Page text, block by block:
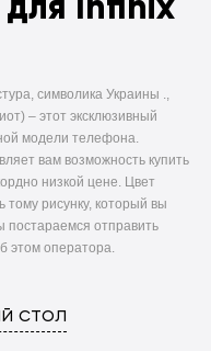
символика Украины .,
– этот эксклюзивный
модели телефона.
вам возможность купить
низкой цене. Цвет
тому рисунку, который вы
постараемся отправить
этом оператора.
стол